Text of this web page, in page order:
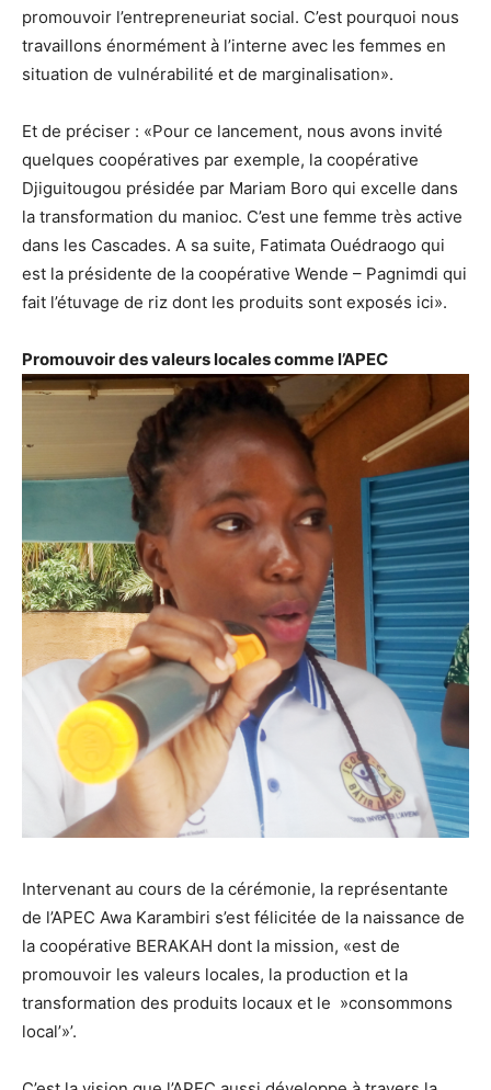
promouvoir l’entrepreneuriat social. C’est pourquoi nous
travaillons énormément à l’interne avec les femmes en
situation de vulnérabilité et de marginalisation».
Et de préciser : «Pour ce lancement, nous avons invité
quelques coopératives par exemple, la coopérative
Djiguitougou présidée par Mariam Boro qui excelle dans
la transformation du manioc. C’est une femme très active
dans les Cascades. A sa suite, Fatimata Ouédraogo qui
est la présidente de la coopérative Wende – Pagnimdi qui
fait l’étuvage de riz dont les produits sont exposés ici».
Promouvoir des valeurs locales comme l’APEC
Intervenant au cours de la cérémonie, la représentante
de l’APEC Awa Karambiri s’est félicitée de la naissance de
la coopérative BERAKAH dont la mission, «est de
promouvoir les valeurs locales, la production et la
transformation des produits locaux et le »consommons
local’»’.